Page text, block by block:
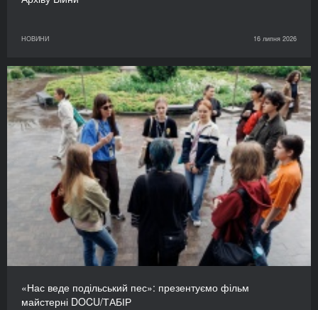
НОВИНИ 16 липня 2026
«Нас веде подільський пес»: презентуємо фільм
майстерні DOCU/ТАБІР